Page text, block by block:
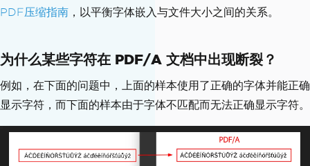
PDF压缩指南 ，以平衡字体嵌入与文件大小之间的关系。
为什么某些字符在 PDF/A 文档中出现断裂？
例如，在下面的问题中，上面的样本使用了正确的字体并能正确
显示字符，而下面的样本由于字体不匹配而无法正确显示字符。